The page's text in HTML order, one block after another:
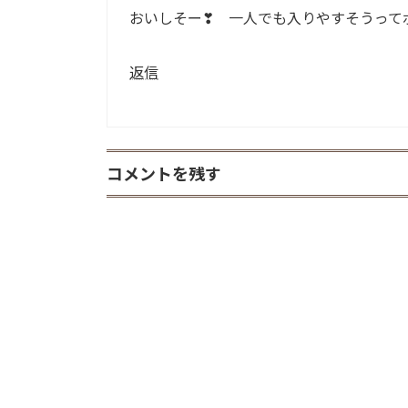
おいしそー❣ 一人でも入りやすそうって
返信
コメントを残す